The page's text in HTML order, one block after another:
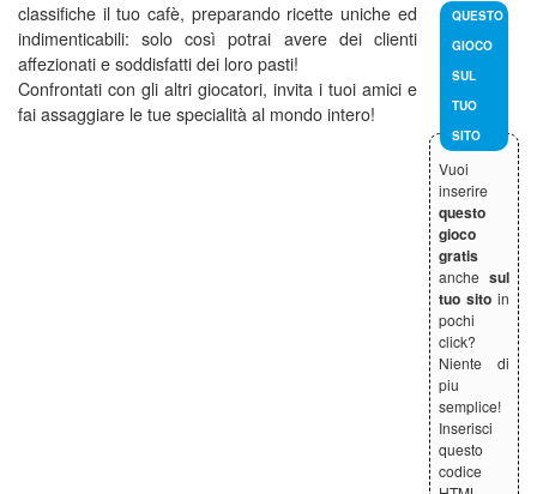
QUESTO
GIOCO
SUL
TUO
SITO
Vuoi
inserire
questo
gioco
gratis
anche sul
tuo sitoin
pochi
click?
Niente di
piu
semplice!
Inserisci
questo
codice
classifiche il tuo cafè, preparando ricette uniche ed
indimenticabili: solo così potrai avere dei clienti
affezionati e soddisfatti dei loro pasti!
Confrontati con gli altri giocatori, invita i tuoi amici e
fai assaggiare le tue specialità al mondo intero!